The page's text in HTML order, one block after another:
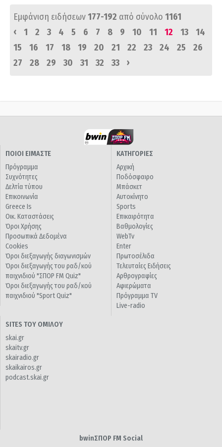
Εμφάνιση ειδήσεων177-192 από σύνολο 1161
‹
1 2 3 4 5 6 7 8 9 10 11 12 13
14
15
16 17 18 19 20 21 22 23 24 25
26
27
28 29 30 31 32 33 ›
ΠΟΙΟΙ ΕΙΜΑΣΤΕ
Πρόγραμμα
Συχνότητες
Δελτία τύπου
Επικοινωνία
Greece Is
Οικ. Καταστάσεις
Όροι Χρήσης
Προσωπικά Δεδομένα
Cookies
Όροι διεξαγωγής διαγωνισμών
Όροι διεξαγωγής του ραδ/κού
παιχνιδιού "ΣΠΟΡ FM Quiz"
Όροι διεξαγωγής του ραδ/κού
παιχνιδιού "Sport Quiz"
ΚΑΤΗΓΟΡΙΕΣ
Αρχική
Ποδόσφαιρο
Μπάσκετ
Αυτοκίνητο
Sports
Επικαιρότητα
Βαθμολογίες
WebTv
Enter
Πρωτοσέλιδα
Τελευταίες Ειδήσεις
Αρθρογραφίες
Αφιερώματα
Πρόγραμμα TV
Live-radio
SITES ΤΟΥ ΟΜΙΛΟΥ
skai.gr
skaitv.gr
skairadio.gr
skaikairos.gr
podcast.skai.gr
bwinΣΠΟΡ FM Social